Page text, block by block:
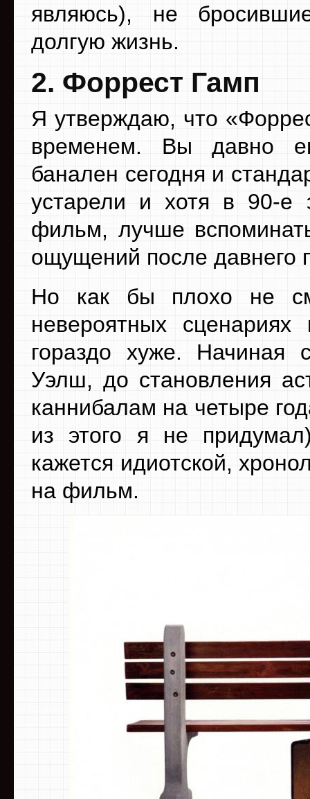
являюсь), не
долгую жизнь.
2. Форрест Гамп
Я утверждаю, что
временем. Вы давно
банален сегодня и
устарели и хотя в 90-е
фильм, лучше
ощущений после давнего
Но как бы плохо не
невероятных
гораздо хуже. Начиная
Уэлш, до становления
каннибалам на четыре
из этого я не
кажется идиотской,
на фильм.